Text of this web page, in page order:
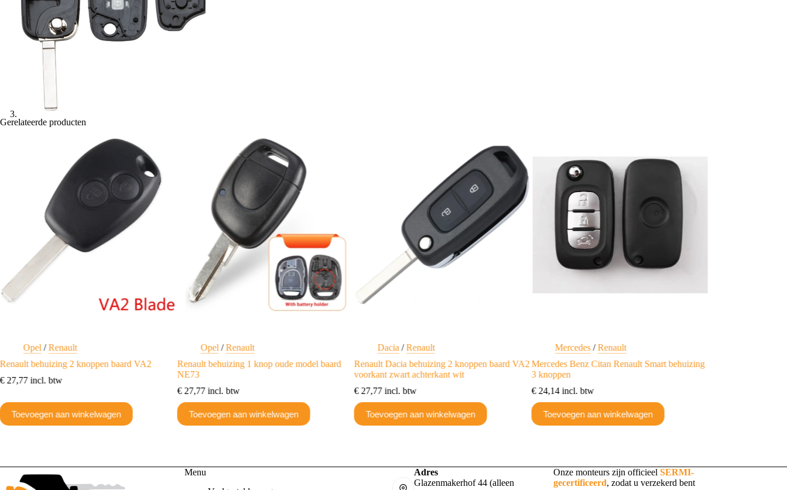
Gerelateerde producten
Opel /Renault
Renault behuizing 2 knoppen baard VA2
€ 27,77 incl. btw
Toevoegen aan winkelwagen
Opel /Renault
Renault behuizing 1 knop oude model baard
NE73
€27,77incl. btw
Toevoegen aan winkelwagen
Dacia /Renault
Renault Dacia behuizing 2 knoppen baard VA2
voorkant zwart achterkant wit
€27,77incl. btw
Toevoegen aan winkelwagen
Mercedes/Renault
Mercedes Benz Citan Renault Smart behuizing
3 knoppen
€24,14incl. btw
Toevoegen aan winkelwagen
Menu
Adres
Glazenmakerhof 44 (alleen
Onze monteurs zijn officieel SERMI-
gecertificeerd, zodat u verzekerd bent